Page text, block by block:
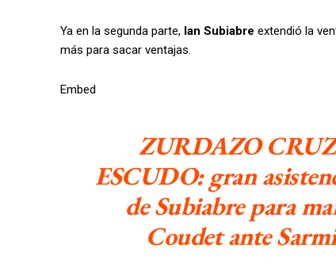
Ya en la segunda parte, Ian Subiabre extendió la
más para sacar ventajas.
Embed
ZURDAZO
ESCUDO: gran
de Subiabre para
Coudet ante